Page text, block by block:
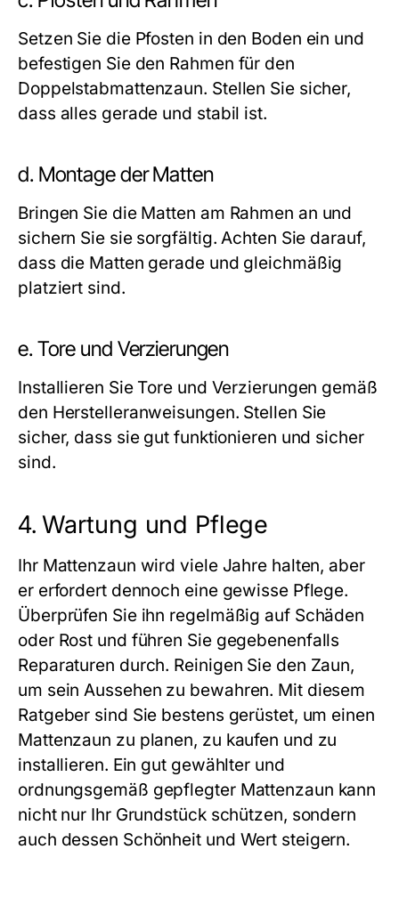
Setzen Sie die Pfosten in den Boden ein und
befestigen Sie den Rahmen für den
Doppelstabmattenzaun. Stellen Sie sicher,
dass alles gerade und stabil ist.
d. Montage der Matten
Bringen Sie die Matten am Rahmen an und
sichern Sie sie sorgfältig. Achten Sie darauf,
dass die Matten gerade und gleichmäßig
platziert sind.
e. Tore und Verzierungen
Installieren Sie Tore und Verzierungen gemäß
den Herstelleranweisungen. Stellen Sie
sicher, dass sie gut funktionieren und sicher
sind.
4. Wartung und Pflege
Ihr Mattenzaun wird viele Jahre halten, aber
er erfordert dennoch eine gewisse Pflege.
Überprüfen Sie ihn regelmäßig auf Schäden
oder Rost und führen Sie gegebenenfalls
Reparaturen durch. Reinigen Sie den Zaun,
um sein Aussehen zu bewahren. Mit diesem
Ratgeber sind Sie bestens gerüstet, um einen
Mattenzaun zu planen, zu kaufen und zu
installieren. Ein gut gewählter und
ordnungsgemäß gepflegter Mattenzaun kann
nicht nur Ihr Grundstück schützen, sondern
auch dessen Schönheit und Wert steigern.